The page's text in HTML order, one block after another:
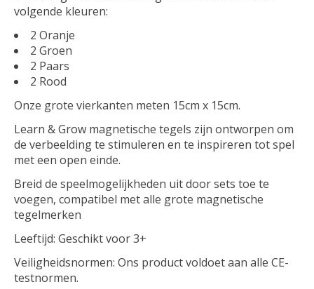
volgende kleuren:
2 Oranje
2 Groen
2 Paars
2 Rood
Onze grote vierkanten meten 15cm x 15cm.
Learn & Grow magnetische tegels zijn ontworpen om
de verbeelding te stimuleren en te inspireren tot spel
met een open einde.
Breid de speelmogelijkheden uit door sets toe te
voegen, compatibel met alle grote magnetische
tegelmerken
Leeftijd: Geschikt voor 3+​
Veiligheidsnormen: Ons product voldoet aan alle CE-
testnormen.